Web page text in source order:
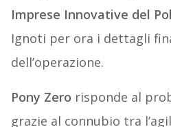
Imprese Innovative del
Ignoti per ora i dettagli
dell’operazione.
Pony Zero risponde al
grazie al connubio tra